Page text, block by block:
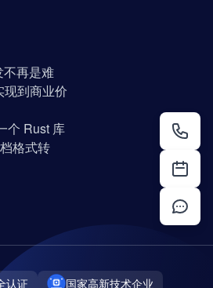
不再是难
到商业价
个 Rust 库
格式转
认证 国家高新技术企业